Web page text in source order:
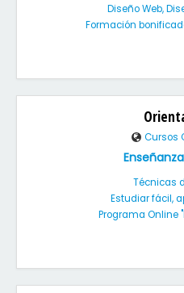
Diseño Web,
Formación
Cursos
Técnicas
Estudiar fácil,
Programa Online